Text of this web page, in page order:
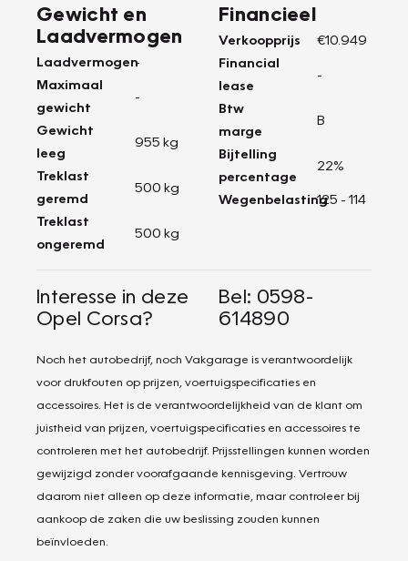
Gewicht en
Laadvermogen
Laadvermogen-
Maximaal
gewicht
-
Gewicht
leeg
955 kg
Treklast
geremd
500 kg
Treklast
ongeremd
500 kg
Financieel
Verkoopprijs
€10.949
Financial
lease
-
Btw
marge
B
Bijtelling
percentage
22%
Wegenbelasting125 - 114
Interesse in deze
Opel Corsa?
Bel: 0598-
614890
Noch het autobedrijf, noch Vakgarage is verantwoordelijk
voor drukfouten op prijzen, voertuigspecificaties en
accessoires. Het is de verantwoordelijkheid van de klant om
juistheid van prijzen, voertuigspecificaties en accessoires te
controleren met het autobedrijf. Prijsstellingen kunnen worden
gewijzigd zonder voorafgaande kennisgeving. Vertrouw
daarom niet alleen op deze informatie, maar controleer bij
aankoop de zaken die uw beslissing zouden kunnen
beïnvloeden.